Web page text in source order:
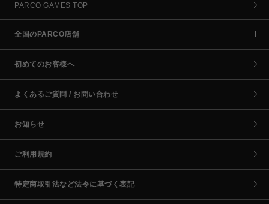
PARCO GAMES TOP
全国のPARCO店舗
初めてのお客様へ
よくあるご質問 / お問い合わせ
お知らせ
ご利用規約
特定商取引法など法令に基づく表記